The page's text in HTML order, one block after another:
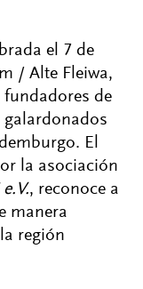
el 7 de
/ Alte Fleiwa,
fundadores de
galardonados
El
la asociación
, reconoce a
manera
región